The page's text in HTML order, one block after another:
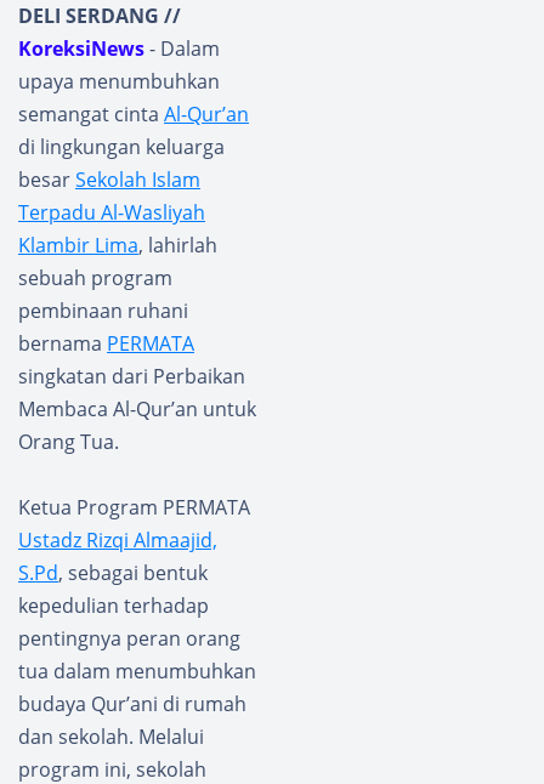
DELI SERDANG //
KoreksiNews- Dalam
upaya menumbuhkan
semangat cinta Al-Qur’an
di lingkungan keluarga
besarSekolah Islam
Terpadu Al-Wasliyah
Klambir Lima, lahirlah
sebuah program
pembinaan ruhani
bernama PERMATA
singkatan dari Perbaikan
Membaca Al-Qur’an untuk
Orang Tua.
Ketua Program PERMATA
Ustadz Rizqi Almaajid,
S.Pd, sebagai bentuk
kepedulian terhadap
pentingnya peran orang
tua dalam menumbuhkan
budaya Qur’ani di rumah
dan sekolah. Melalui
program ini, sekolah